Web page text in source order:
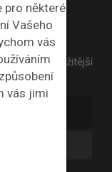
pro některé
Vašeho
vás
vás jimi
ty nejdůležitější